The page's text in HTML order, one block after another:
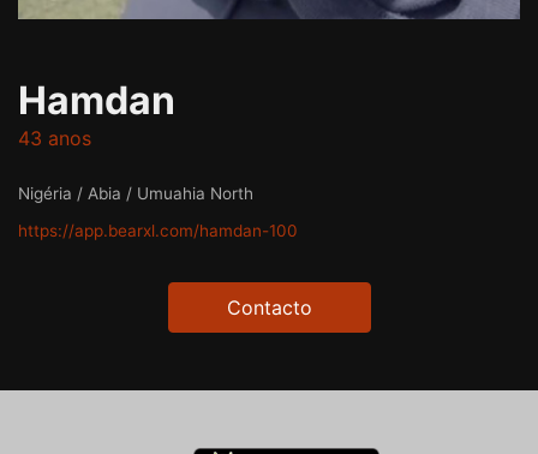
Hamdan
43 anos
Nigéria / Abia / Umuahia North
https://app.bearxl.com/hamdan-100
Contacto